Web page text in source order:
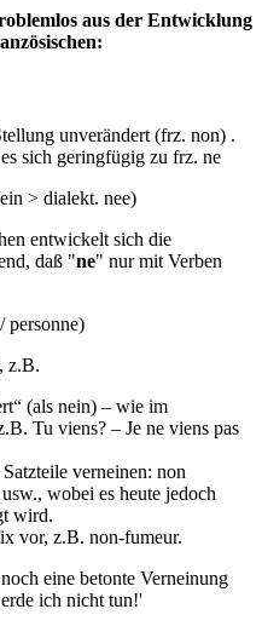
aus der Entwicklung
unverändert (frz. non) .
sich geringfügig zu frz. ne
> dialekt. nee)
entwickelt sich die
daß "ne" nur mit Verben
personne)
z.B.
(als nein) – wie im
Tu viens? – Je ne viens pas
verneinen: non
wobei es heute jedoch
wird.
vor, z.B. non-fumeur.
eine betonte Verneinung
ich nicht tun!'